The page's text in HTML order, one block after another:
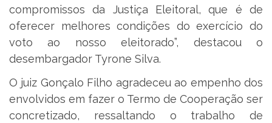
compromissos da Justiça Eleitoral, que é de
oferecer melhores condições do exercício do
voto ao nosso eleitorado”, destacou o
desembargador Tyrone Silva.
O juiz Gonçalo Filho agradeceu ao empenho dos
envolvidos em fazer o Termo de Cooperação ser
concretizado, ressaltando o trabalho de